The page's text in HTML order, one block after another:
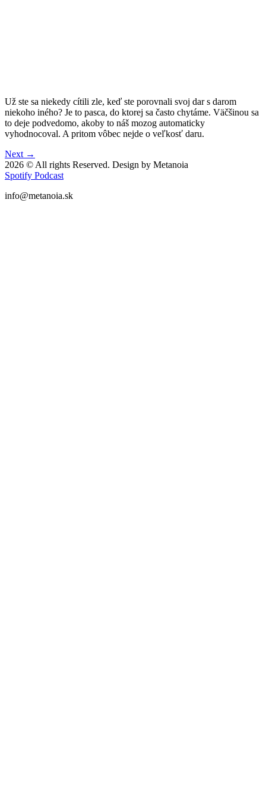
Už ste sa niekedy cítili zle, keď ste porovnali svoj dar s darom
niekoho iného? Je to pasca, do ktorej sa často chytáme. Väčšinou sa
to deje podvedomo, akoby to náš mozog automaticky
vyhodnocoval. A pritom vôbec nejde o veľkosť daru.
Next →
2026 © All rights Reserved. Design by Metanoia
Spotify Podcast
info@metanoia.sk